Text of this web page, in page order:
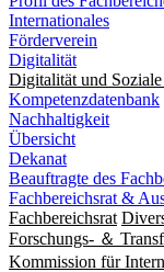
Internationales
Förderverein
Digitalität
Digitalität und
Kompetenzdatenbank
Nachhaltigkeit
Übersicht
Dekanat
Beauftragte des
Fachbereichsrat &
Fachbereichsrat
Forschungs- ＆
Kommission für